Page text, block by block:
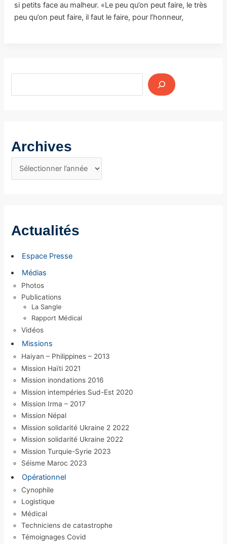
si petits face au malheur. «Le peu qu’on peut faire, le très
peu qu’on peut faire, il faut le faire, pour l’honneur,
Archives
r
v
Actualités
Espace Presse
Médias
Photos
Publications
La Sangle
Rapport Médical
Vidéos
Missions
Haiyan – Philippines – 2013
Mission Haïti 2021
Mission inondations 2016
Mission intempéries Sud-Est 2020
Mission Irma – 2017
Mission Népal
Mission solidarité Ukraine 2 2022
Mission solidarité Ukraine 2022
Mission Turquie-Syrie 2023
Séisme Maroc 2023
Opérationnel
Cynophile
Logistique
Médical
Techniciens de catastrophe
Témoignages Covid